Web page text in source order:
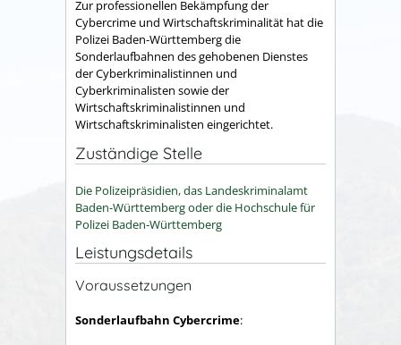
Zur professionellen Bekämpfung der
Cybercrime und Wirtschaftskriminalität hat die
Polizei Baden-Württemberg die
Sonderlaufbahnen des gehobenen Dienstes
der Cyberkriminalistinnen und
Cyberkriminalisten sowie der
Wirtschaftskriminalistinnen und
Wirtschaftskriminalisten eingerichtet.
Zuständige Stelle
Die Polizeipräsidien, das Landeskriminalamt
Baden-Württemberg oder die Hochschule für
Polizei Baden-Württemberg
Leistungsdetails
Voraussetzungen
Sonderlaufbahn Cybercrime: